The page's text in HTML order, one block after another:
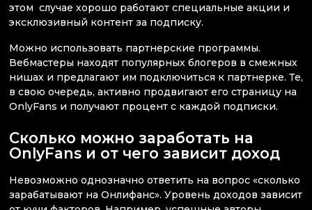
этом случае хорошо работают специальные акции и
эксклюзивный контент за подписку.
Можно использовать партнерские программы.
Вебмастеры находят популярных блогеров в смежных
нишах и предлагают им подключиться к партнерке. Те,
в свою очередь, активно продвигают его страницу на
OnlyFans и получают процент с каждой подписки.
Сколько можно заработать на
OnlyFans и от чего зависит доход
Невозможно однозначно ответить на вопрос «сколько
зарабатывают на Онлифанс». Уровень доходов зависит